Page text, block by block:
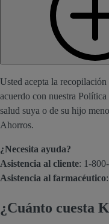
Usted acepta la
acuerdo con nuestra
salud suya o de su hijo
Ahorros.
¿Necesita ayuda?
Asistencia al cliente: 1-
Asistencia al farmacéutico
¿Cuánto cuesta